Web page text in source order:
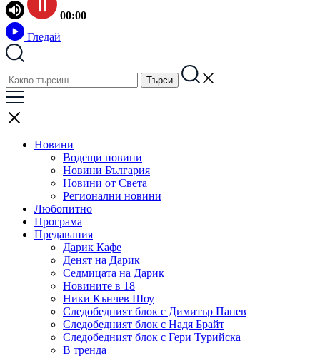
00:00
Гледай
Новини
Водещи новини
Новини България
Новини от Света
Регионални новини
Любопитно
Програма
Предавания
Дарик Кафе
Денят на Дарик
Седмицата на Дарик
Новините в 18
Ники Кънчев Шоу
Следобедният блок с Димитър Панев
Следобедният блок с Надя Брайт
Следобедният блок с Гери Турийска
В тренда